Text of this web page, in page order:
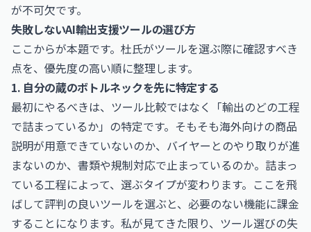
が不可欠です。
失敗しないAI輸出支援ツールの選び方
ここからが本題です。杜氏がツールを選ぶ際に確認すべき
点を、優先度の高い順に整理します。
1. 自分の蔵のボトルネックを先に特定する
最初にやるべきは、ツール比較ではなく「輸出のどの工程
で詰まっているか」の特定です。そもそも海外向けの商品
説明が用意できていないのか、バイヤーとのやり取りが進
まないのか、書類や規制対応で止まっているのか。詰まっ
ている工程によって、選ぶタイプが変わります。ここを飛
ばして評判の良いツールを選ぶと、必要のない機能に課金
することになります。私が見てきた限り、ツール選びの失